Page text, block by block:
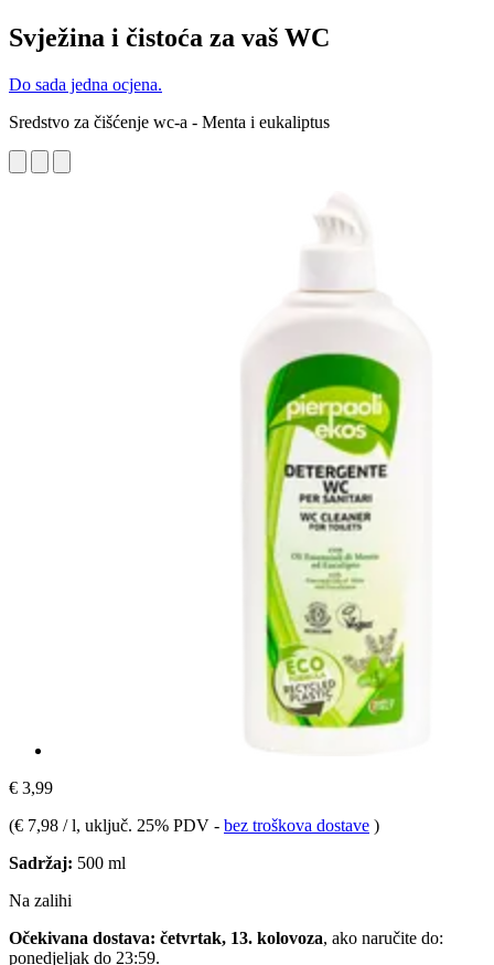
Svježina i čistoća za vaš WC
Do sada jedna ocjena.
Sredstvo za čišćenje wc-a - Menta i eukaliptus
€ 3,99
(€ 7,98 / l, uključ. 25% PDV - bez troškova dostave )
Sadržaj: 500 ml
Na zalihi
Očekivana dostava: četvrtak, 13. kolovoza, ako naručite do:
ponedjeljak do 23:59.